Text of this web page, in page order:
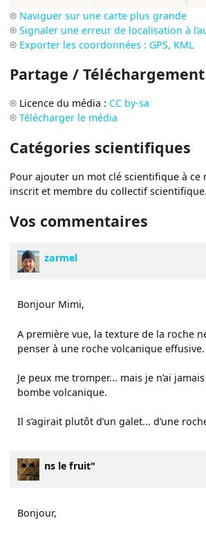
Naviguer sur une carte plus grande
Signaler une erreur de localisation à
Exporter les coordonnées : GPS, KML
Partage / Téléchargement
Licence du média : CC by-sa
Télécharger le média
Catégories scientifiques
Pour ajouter un mot clé scientifique à ce
inscrit et membre du collectif scientifique.
Vos commentaires
zarmel
Bonjour Mimi,
A première vue, la texture de la roche
penser à une roche volcanique effusive.
Je peux me tromper... mais je n’ai
bombe volcanique.
Il s’agirait plutôt d’un galet... d’une
ns le fruit"
Bonjour,